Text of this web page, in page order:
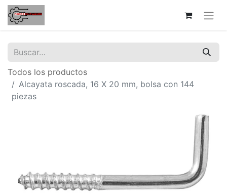
Todos los productos
Alcayata roscada, 16 X 20 mm, bolsa con 144
piezas